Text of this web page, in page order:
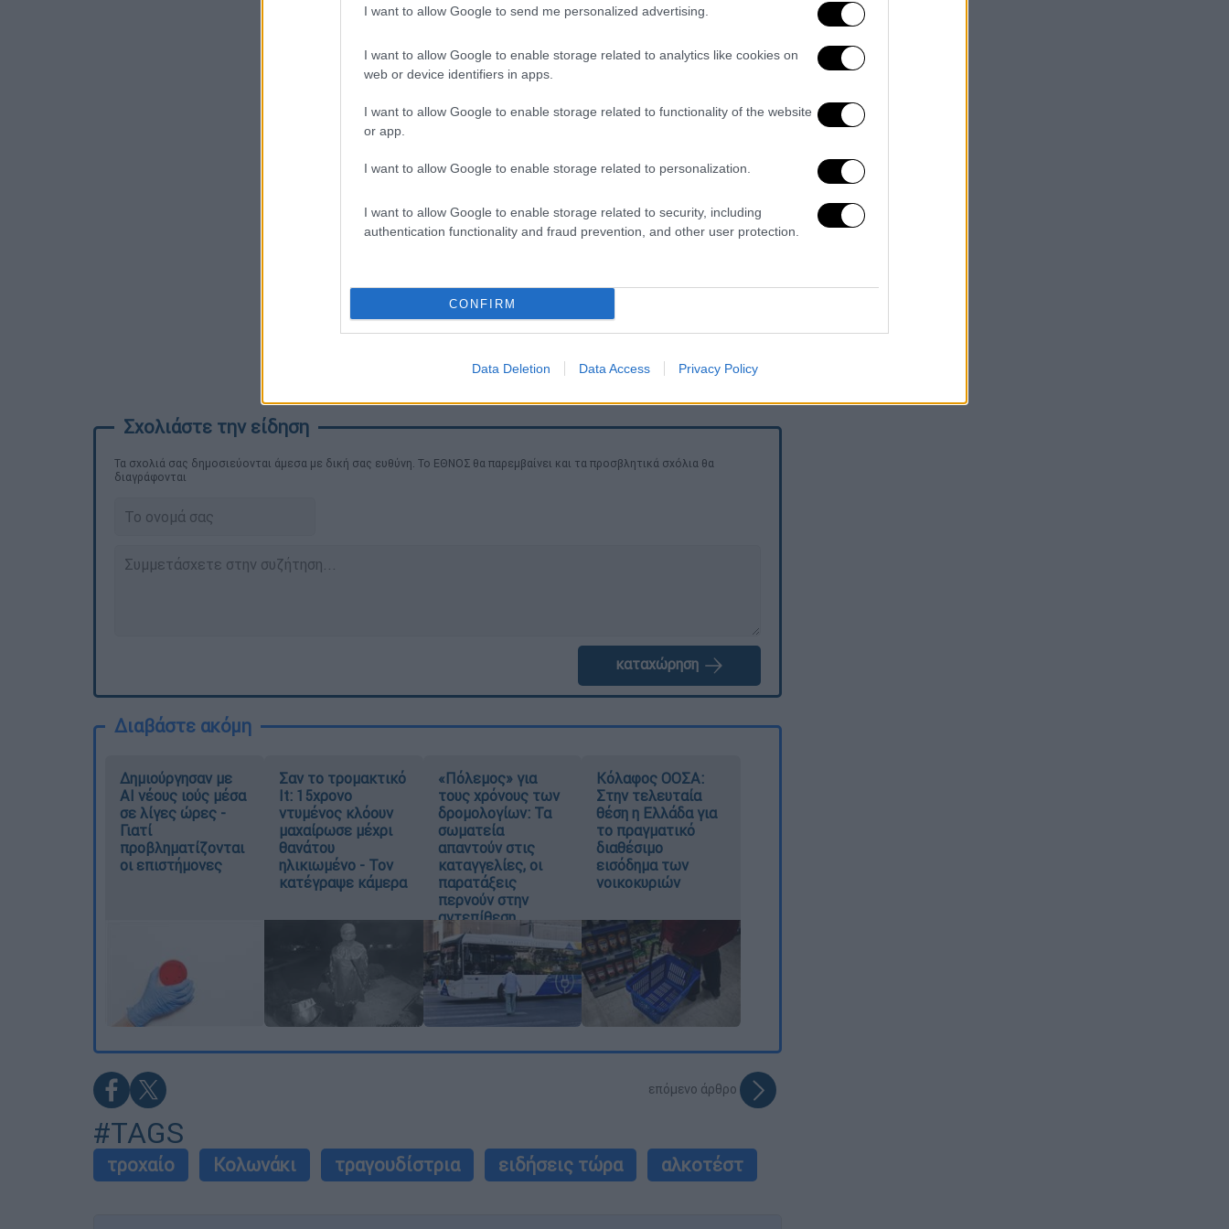
I want to allow Google to send me personalized advertising.
I want to allow Google to enable storage related to analytics like cookies on
web or device identifiers in apps.
I want to allow Google to enable storage related to functionality of the website
or app.
I want to allow Google to enable storage related to personalization.
I want to allow Google to enable storage related to security, including
authentication functionality and fraud prevention, and other user protection.
CONFIRM
Data Deletion Data Access Privacy Policy
Τα σχολιά σας δημοσιεύονται άμεσα με δική σας ευθύνη. Το ΕΘΝΟΣ θα παρεμβαίνει και τα προσβλητικά σχόλια θα
διαγράφονται
καταχώρηση
Διαβάστε ακόμη
Δημιούργησαν με
AI νέους ιούς μέσα
σε λίγες ώρες -
Γιατί
προβληματίζονται
οι επιστήμονες
Σαν το τρομακτικό
It: 15χρονο
ντυμένος κλόουν
μαχαίρωσε μέχρι
θανάτου
ηλικιωμένο - Τον
κατέγραψε κάμερα
«Πόλεμος» για
τους χρόνους των
δρομολογίων: Τα
σωματεία
απαντούν στις
καταγγελίες, οι
παρατάξεις
περνούν στην
αντεπίθεση
Κόλαφος ΟΟΣΑ:
Στην τελευταία
θέση η Ελλάδα για
το πραγματικό
διαθέσιμο
εισόδημα των
νοικοκυριών
επόμενο άρθρο
#TAGS
τροχαίο Κολωνάκι τραγουδίστρια ειδήσεις τώρα αλκοτέστ